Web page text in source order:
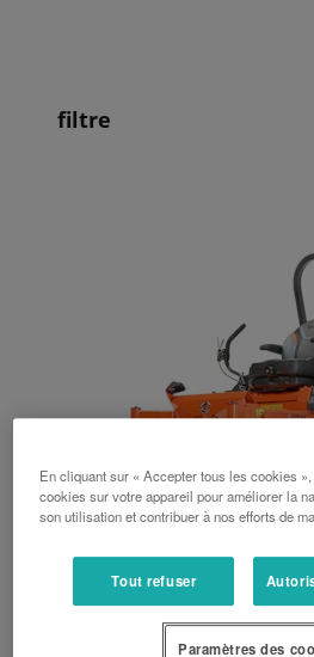
filtre
Série
24 ch,
En cliquant sur « Accepter tous les cookies
cookies sur votre appareil pour améliorer la
son utilisation et contribuer à nos efforts de
Tout refuser
Paramètres des